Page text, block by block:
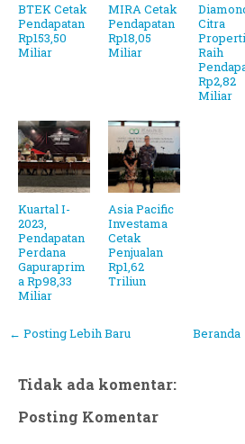
BTEK Cetak
Pendapatan
Rp153,50
Miliar
MIRA Cetak
Pendapatan
Rp18,05
Miliar
Citra
Raih
Rp2,82
Miliar
Kuartal I-
2023,
Pendapatan
Perdana
Gapuraprim
a Rp98,33
Miliar
Asia Pacific
Investama
Cetak
Penjualan
Rp1,62
Triliun
← Posting Lebih Baru Beranda
Tidak ada komentar:
Posting Komentar